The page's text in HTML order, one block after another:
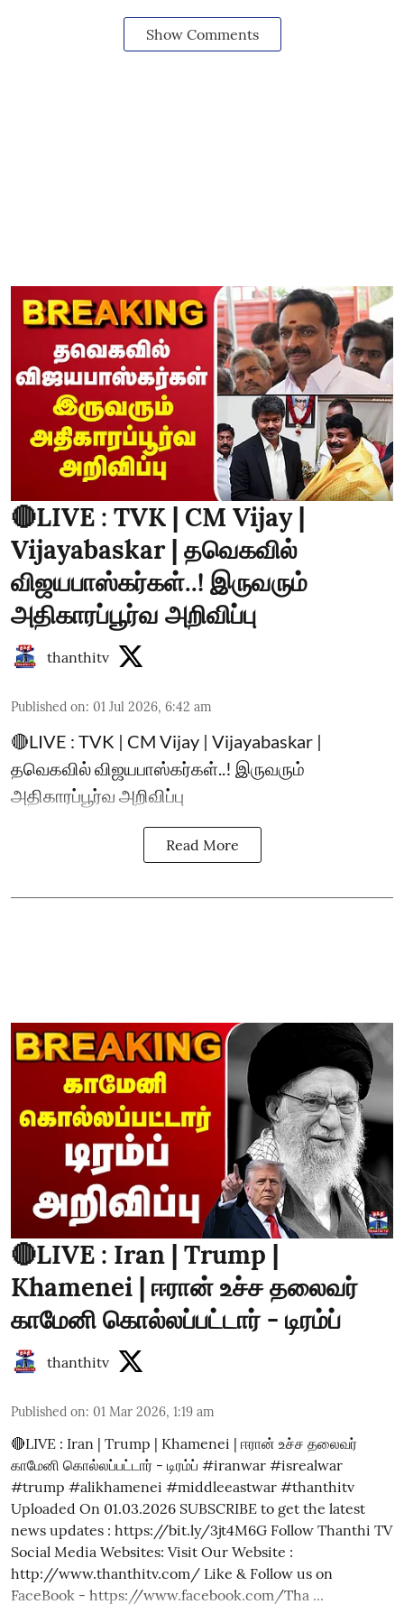
Show Comments
🔴LIVE : TVK | CM Vijay |
Vijayabaskar | தவெகவில்
விஜயபாஸ்கர்கள்..! இருவரும்
அதிகாரப்பூர்வ அறிவிப்பு
thanthitv
Published on: 01 Jul 2026, 6:42 am
🔴LIVE : TVK | CM Vijay | Vijayabaskar |
தவெகவில் விஜயபாஸ்கர்கள்..! இருவரும்
அதிகாரப்பூர்வ அறிவிப்பு
Read More
🔴LIVE : Iran | Trump |
Khamenei | ஈரான் உச்ச தலைவர்
காமேனி கொல்லப்பட்டார் - டிரம்ப்
thanthitv
Published on: 01 Mar 2026, 1:19 am
🔴LIVE : Iran | Trump | Khamenei | ஈரான் உச்ச தலைவர்
காமேனி கொல்லப்பட்டார் - டிரம்ப் #iranwar #isrealwar
#trump #alikhamenei #middleeastwar #thanthitv
Uploaded On 01.03.2026 SUBSCRIBE to get the latest
news updates : https://bit.ly/3jt4M6G Follow Thanthi TV
Social Media Websites: Visit Our Website :
http://www.thanthitv.com/ Like & Follow us on
FaceBook - https://www.facebook.com/Tha ...